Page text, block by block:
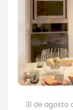
31 de agosto